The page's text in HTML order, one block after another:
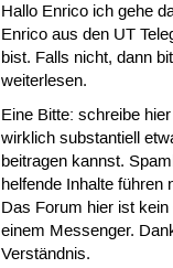
Hallo Enrico ich gehe
Enrico aus den UT
bist. Falls nicht, dann
weiterlesen.
Eine Bitte: schreibe
wirklich substantiell
beitragen kannst.
helfende Inhalte führen
Das Forum hier ist
einem Messenger.
Verständnis.